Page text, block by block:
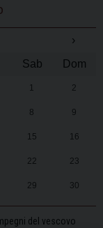
›
Sab Dom
1 2
8 9
15 16
22 23
29 30
del vescovo